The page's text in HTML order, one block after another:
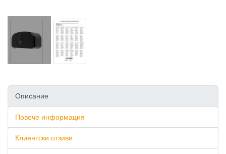
Описание
Повече информация
Клиентски отзиви